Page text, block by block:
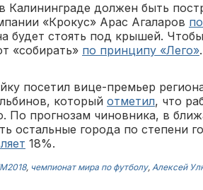
Калининграде должен быть
«Крокус» Арас Агаларов
будет стоять под крышей.
«собирать» по принципу «Лего».
посетил вице-премьер
который отметил, что
По прогнозам чиновника, в
остальные города по степени
18%.
, чемпионат мира по футболу, Алексей